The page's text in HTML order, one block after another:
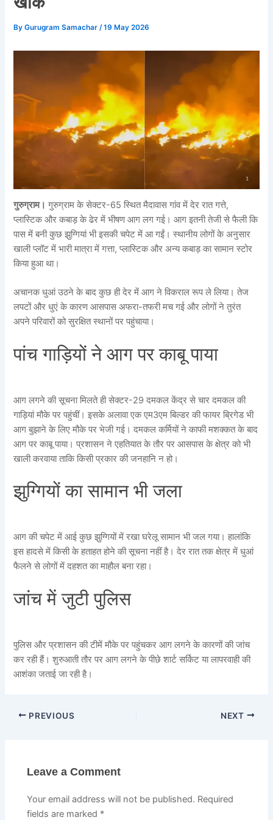
ByGurugram Samachar /19 May 2026
गुरुग्राम। गुरुग्राम के सेक्टर-65 स्थित मैदावास गांव में देर रात गत्ते,
प्लास्टिक और कबाड़ के ढेर में भीषण आग लग गई। आग इतनी तेजी से फैली कि
पास में बनी कुछ झुग्गियां भी इसकी चपेट में आ गईं। स्थानीय लोगों के अनुसार
खाली प्लॉट में भारी मात्रा में गत्ता, प्लास्टिक और अन्य कबाड़ का सामान स्टोर
किया हुआ था।
अचानक धुआं उठने के बाद कुछ ही देर में आग ने विकराल रूप ले लिया। तेज
लपटों और धुएं के कारण आसपास अफरा-तफरी मच गई और लोगों ने तुरंत
अपने परिवारों को सुरक्षित स्थानों पर पहुंचाया।
पांच गाड़ियों ने आग पर काबू पाया
आग लगने की सूचना मिलते ही सेक्टर-29 दमकल केंद्र से चार दमकल की
गाड़ियां मौके पर पहुंचीं। इसके अलावा एक एम3एम बिल्डर की फायर ब्रिगेड भी
आग बुझाने के लिए मौके पर भेजी गई। दमकल कर्मियों ने काफी मशक्कत के बाद
आग पर काबू पाया। प्रशासन ने एहतियात के तौर पर आसपास के क्षेत्र को भी
खाली करवाया ताकि किसी प्रकार की जनहानि न हो।
झुग्गियों का सामान भी जला
आग की चपेट में आई कुछ झुग्गियों में रखा घरेलू सामान भी जल गया। हालांकि
इस हादसे में किसी के हताहत होने की सूचना नहीं है। देर रात तक क्षेत्र में धुआं
फैलने से लोगों में दहशत का माहौल बना रहा।
जांच में जुटी पुलिस
पुलिस और प्रशासन की टीमें मौके पर पहुंचकर आग लगने के कारणों की जांच
कर रही हैं। शुरुआती तौर पर आग लगने के पीछे शार्ट सर्किट या लापरवाही की
आशंका जताई जा रही है।
PREVIOUS NEXT
Leave a Comment
Your email address will not be published. Required
fields are marked *